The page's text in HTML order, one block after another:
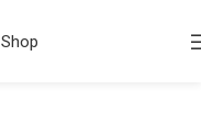
Shop